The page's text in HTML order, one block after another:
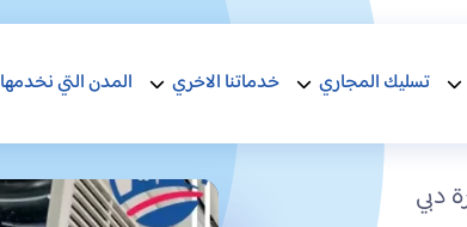
تسليك المجاري خدماتنا الاخري المدن التي نخدمها
دبي